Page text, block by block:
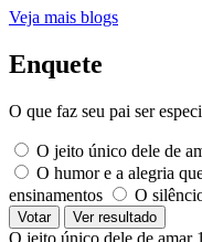
Veja mais blogs
Enquete
O que faz seu pai ser
O jeito único dele de
O humor e a alegria
ensinamentos
O
Votar Ver resultado
O jeito único dele de amar